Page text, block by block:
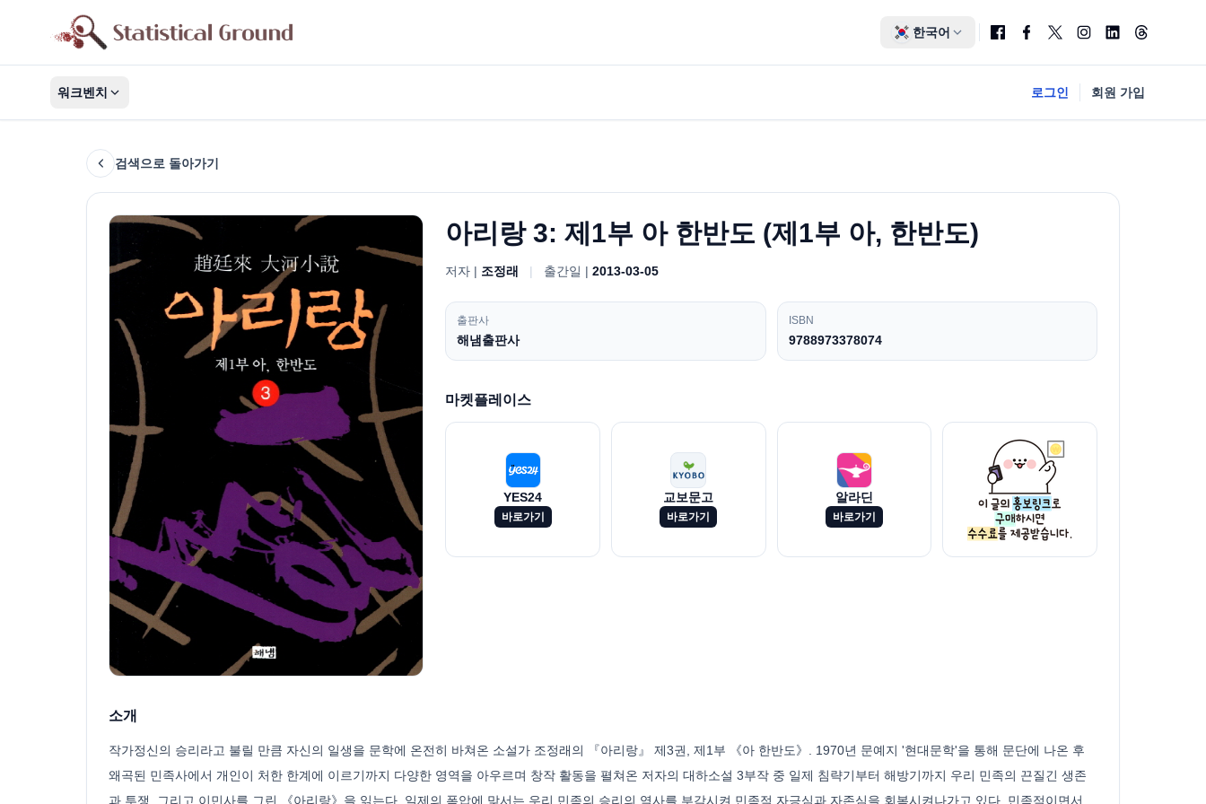
한국어
워크벤치 로그인 회원 가입
검색으로 돌아가기
아리랑 3: 제1부 아 한반도 (제1부 아, 한반도)
저자 | 조정래 | 출간일 |2013-03-05
출판사
해냄출판사
ISBN
9788973378074
마켓플레이스
YES24
바로가기
교보문고
바로가기
알라딘
바로가기
소개
작가정신의 승리라고 불릴 만큼 자신의 일생을 문학에 온전히 바쳐온 소설가 조정래의 『아리랑』 제3권, 제1부 《아 한반도》. 1970년 문예지 '현대문학'을 통해 문단에 나온 후
왜곡된 민족사에서 개인이 처한 한계에 이르기까지 다양한 영역을 아우르며 창작 활동을 펼쳐온 저자의 대하소설 3부작 중 일제 침략기부터 해방기까지 우리 민족의 끈질긴 생존
과 투쟁, 그리고 이민사를 그린 《아리랑》을 읽는다. 일제의 폭압에 맞서는 우리 민족의 승리의 역사를 부각시켜 민족적 자긍심과 자존심을 회복시켜나가고 있다. 민족적이면서